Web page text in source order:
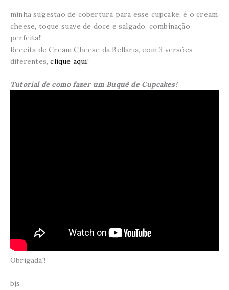
minha sugestão de cobertura para esse cupcake, é o cream
cheese, toque suave de doce e salgado, combinação
perfeita!!
Receita de Cream Cheese da Bellaria, com 3 versões
diferentes,clique aqui!
Tutorial de como fazer um Buquê de Cupcakes!
Obrigada!!
bjs